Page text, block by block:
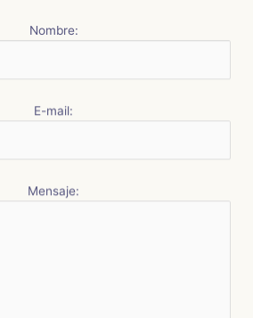
Nombre:
E-mail:
Mensaje: